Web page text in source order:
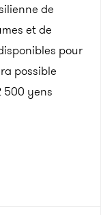
de
et de
pour
possible
500 yens